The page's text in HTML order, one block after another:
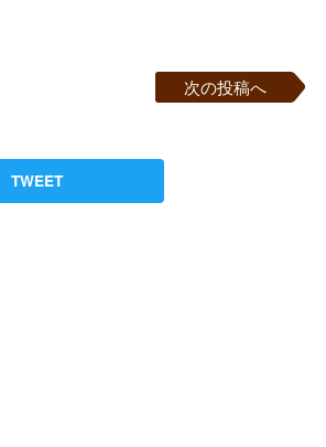
次の投稿へ
TWEET